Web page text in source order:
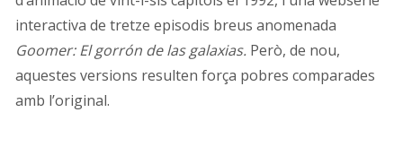
interactiva de tretze episodis breus anomenada
Goomer: El gorrón de las galaxias. Però, de nou,
aquestes versions resulten força pobres comparades
amb l’original.